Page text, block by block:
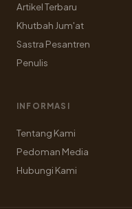
Artikel Terbaru
Khutbah Jum'at
Sastra Pesantren
Penulis
INFORMASI
Tentang Kami
Pedoman Media
Hubungi Kami